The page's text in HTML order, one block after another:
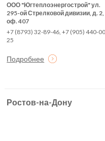
ООО "Югтеплоэнергострой" ул.
295-ой Стрелковой дивизии, д. 2,
оф. 407
+7 (8793) 32-89-46, +7 (905) 440-
25
Подробнее
Ростов-на-Дону